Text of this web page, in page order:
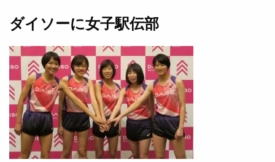
ダイソーに女子駅伝部